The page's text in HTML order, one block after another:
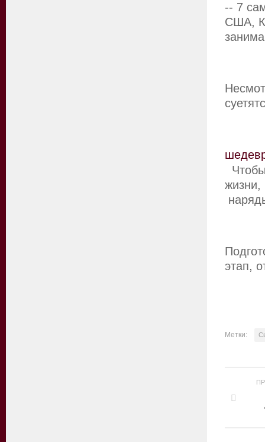
-- 7
США,
жизни,
этап,
Метки: